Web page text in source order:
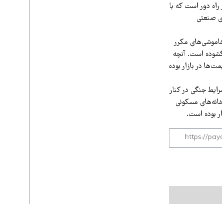
کنترل از راه دور است که با
صنعتی
مکرر
گشوده است. آنچه
در بازار بوده
جنگی در کنار
مسکونی
بوده است.